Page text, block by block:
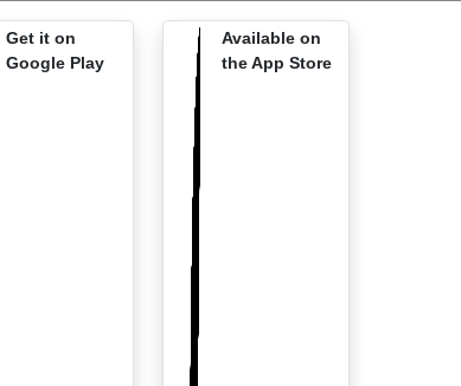
Get it on
Google Play
Available on
the App Store